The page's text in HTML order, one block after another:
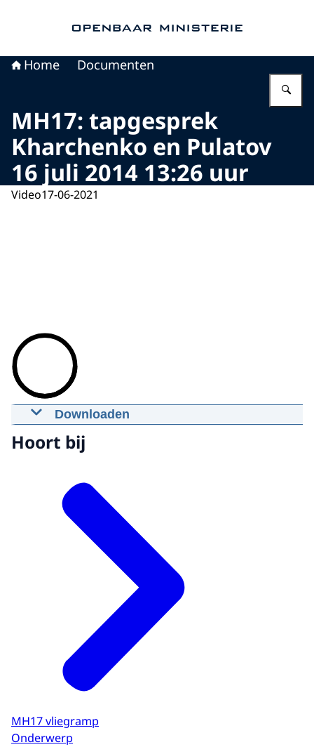
Home Documenten
MH17: tapgesprek
Kharchenko en Pulatov
16 juli 2014 13:26 uur
Video17-06-2021
Downloaden
MH17: tapgesprek Kharchenko en
Pulatov 16 juli 2014 13:26 uur
Download
Hoort bij
MH17 vliegramp
Onderwerp